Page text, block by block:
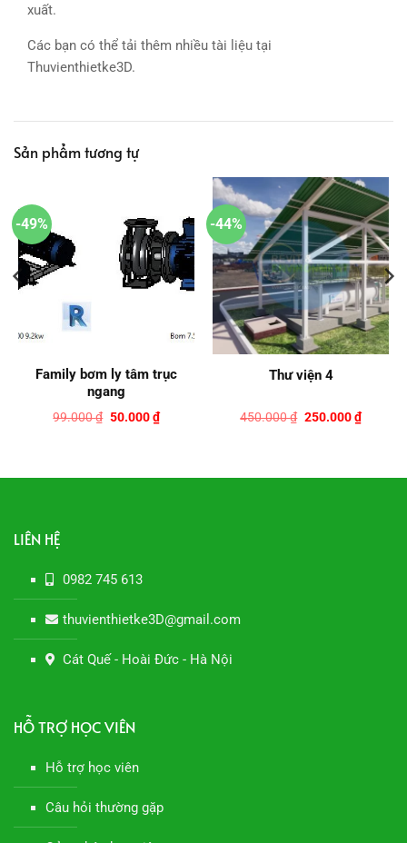
xuất.
Các bạn có thể tải thêm nhiều tài liệu tại
Thuvienthietke3D.
Sản phẩm tương tự
-49%
Family bơm ly tâm trục
ngang
99.000₫ Giá
50.000₫Giá
hiện
-44%
Thư viện 4
450.000₫ Giá
250.000₫Giá
hiện
LIÊN HỆ
0982 745 613
thuvienthietke3D@gmail.com
Cát Quế - Hoài Đức - Hà Nội
HỖ TRỢ HỌC VIÊN
Hỗ trợ học viên
Câu hỏi thường gặp